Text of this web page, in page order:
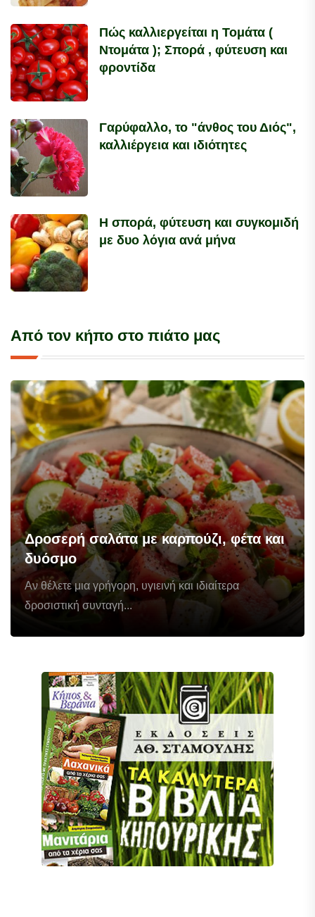
Πώς καλλιεργείται η Τομάτα (
Ντομάτα ); Σπορά , φύτευση και
φροντίδα
Γαρύφαλλο, το "άνθος του Διός",
καλλιέργεια και ιδιότητες
Η σπορά, φύτευση και συγκομιδή
με δυο λόγια ανά μήνα
Από τον κήπο στο πιάτο μας
Δροσερή σαλάτα με καρπούζι, φέτα και
δυόσμο
Αν θέλετε μια γρήγορη, υγιεινή και ιδιαίτερα
δροσιστική συνταγή...